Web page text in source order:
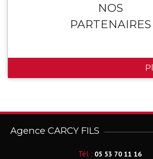
NOS
PARTENAIRES
Agence CARCY FILS
Tél : 05 53 70 11 16